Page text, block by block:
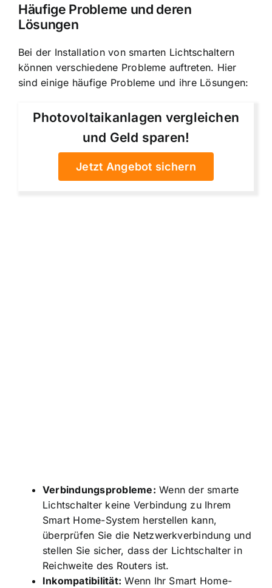
Häufige Probleme und deren
Lösungen
Bei der Installation von smarten Lichtschaltern
können verschiedene Probleme auftreten. Hier
sind einige häufige Probleme und ihre Lösungen:
Photovoltaikanlagen vergleichen
und Geld sparen!
Jetzt Angebot sichern
Verbindungsprobleme: Wenn der smarte
Lichtschalter keine Verbindung zu Ihrem
Smart Home-System herstellen kann,
überprüfen Sie die Netzwerkverbindung und
stellen Sie sicher, dass der Lichtschalter in
Reichweite des Routers ist.
Inkompatibilität: Wenn Ihr Smart Home-